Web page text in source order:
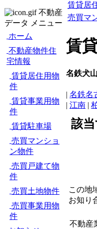
不動産
データ メニュー
ホーム
不動産物件住
宅情報
賃貸居住用物
件
賃貸事業用物
件
賃貸駐車場
売買マンショ
ン物件
売買戸建て物
件
売買土地物件
売買事業用物
件
賃貸居
売買マ
賃
名鉄犬
| 名鉄名
| 江南 |
該
この地
お知り
不動産